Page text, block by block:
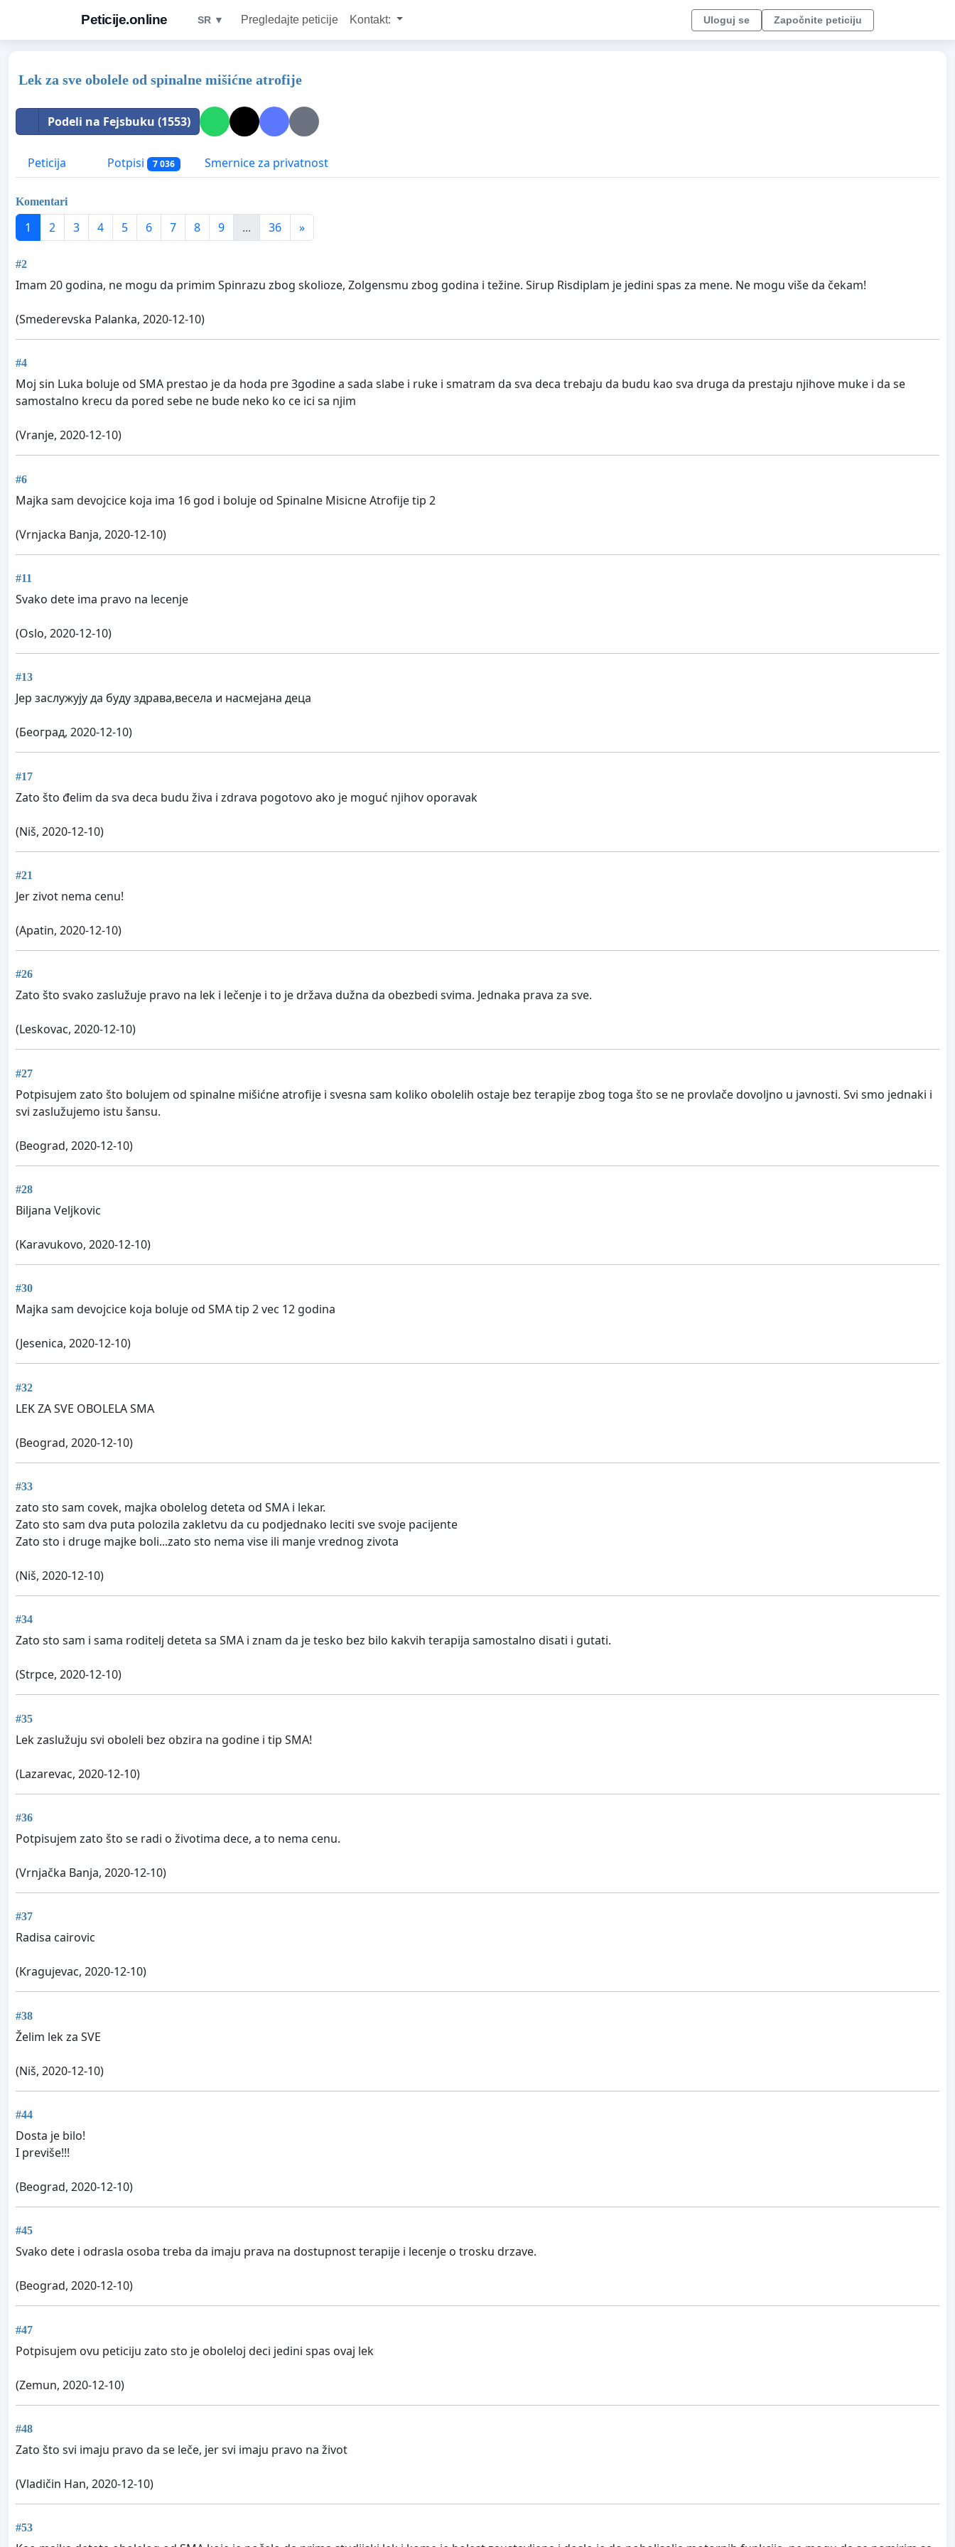
Peticije.online SR ▼ Pregledajte peticije Kontakt: Uloguj se Započnite peticiju
Lek za sve obolele od spinalne mišićne atrofije
Podeli na Fejsbuku (1553)
Peticija Potpisi 7 036 Smernice za privatnost
Komentari
1 2 3 4 5 6 7 8 9 ... 36 »
#2
Imam 20 godina, ne mogu da primim Spinrazu zbog skolioze, Zolgensmu zbog godina i težine. Sirup Risdiplam je jedini spas za mene. Ne mogu više da čekam!
(Smederevska Palanka, 2020-12-10)
#4
Moj sin Luka boluje od SMA prestao je da hoda pre 3godine a sada slabe i ruke i smatram da sva deca trebaju da budu kao sva druga da prestaju njihove muke i da se
samostalno krecu da pored sebe ne bude neko ko ce ici sa njim
(Vranje, 2020-12-10)
#6
Majka sam devojcice koja ima 16 god i boluje od Spinalne Misicne Atrofije tip 2
(Vrnjacka Banja, 2020-12-10)
#11
Svako dete ima pravo na lecenje
(Oslo, 2020-12-10)
#13
Јер заслужују да буду здрава,весела и насмејана деца
(Београд, 2020-12-10)
#17
Zato što đelim da sva deca budu živa i zdrava pogotovo ako je moguć njihov oporavak
(Niš, 2020-12-10)
#21
Jer zivot nema cenu!
(Apatin, 2020-12-10)
#26
Zato što svako zaslužuje pravo na lek i lečenje i to je država dužna da obezbedi svima. Jednaka prava za sve.
(Leskovac, 2020-12-10)
#27
Potpisujem zato što bolujem od spinalne mišićne atrofije i svesna sam koliko obolelih ostaje bez terapije zbog toga što se ne provlače dovoljno u javnosti. Svi smo jednaki i
svi zaslužujemo istu šansu.
(Beograd, 2020-12-10)
#28
Biljana Veljkovic
(Karavukovo, 2020-12-10)
#30
Majka sam devojcice koja boluje od SMA tip 2 vec 12 godina
(Jesenica, 2020-12-10)
#32
LEK ZA SVE OBOLELA SMA
(Beograd, 2020-12-10)
#33
zato sto sam covek, majka obolelog deteta od SMA i lekar.
Zato sto sam dva puta polozila zakletvu da cu podjednako leciti sve svoje pacijente
Zato sto i druge majke boli...zato sto nema vise ili manje vrednog zivota
(Niš, 2020-12-10)
#34
Zato sto sam i sama roditelj deteta sa SMA i znam da je tesko bez bilo kakvih terapija samostalno disati i gutati.
(Strpce, 2020-12-10)
#35
Lek zaslužuju svi oboleli bez obzira na godine i tip SMA!
(Lazarevac, 2020-12-10)
#36
Potpisujem zato što se radi o životima dece, a to nema cenu.
(Vrnjačka Banja, 2020-12-10)
#37
Radisa cairovic
(Kragujevac, 2020-12-10)
#38
Želim lek za SVE
(Niš, 2020-12-10)
#44
Dosta je bilo!
I previše!!!
(Beograd, 2020-12-10)
#45
Svako dete i odrasla osoba treba da imaju prava na dostupnost terapije i lecenje o trosku drzave.
(Beograd, 2020-12-10)
#47
Potpisujem ovu peticiju zato sto je oboleloj deci jedini spas ovaj lek
(Zemun, 2020-12-10)
#48
Zato što svi imaju pravo da se leče, jer svi imaju pravo na život
(Vladičin Han, 2020-12-10)
#53